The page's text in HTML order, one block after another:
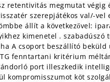
retentivitás megmutat
szerepjátékos val/-
állít a következővel:
kimenetel . szabadúszó
A csoport beszállító
fenntartani kritérium
port illeszkedik
kompromisszumot köt